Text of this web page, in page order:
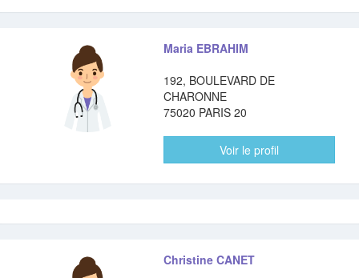
Maria EBRAHIM
192, BOULEVARD DE
CHARONNE
75020 PARIS 20
Voir le profil
Christine CANET